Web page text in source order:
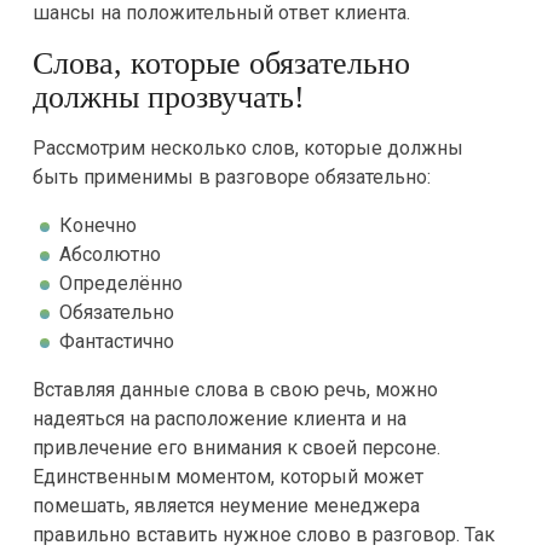
шансы на положительный ответ клиента.
Слова, которые обязательно
должны прозвучать!
Рассмотрим несколько слов, которые должны
быть применимы в разговоре обязательно:
Конечно
Абсолютно
Определённо
Обязательно
Фантастично
Вставляя данные слова в свою речь, можно
надеяться на расположение клиента и на
привлечение его внимания к своей персоне.
Единственным моментом, который может
помешать, является неумение менеджера
правильно вставить нужное слово в разговор. Так